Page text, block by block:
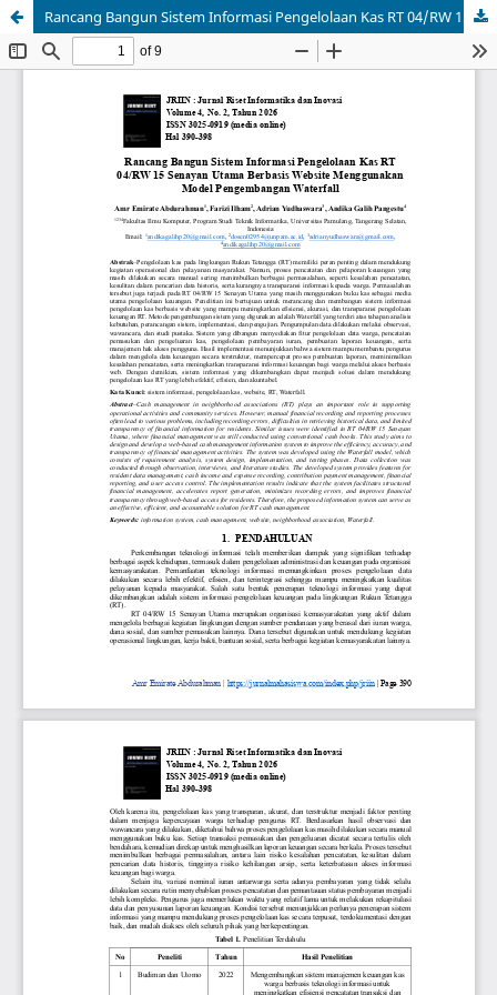
Rancang Bangun Sistem Informasi Pengelolaan Kas RT 04/RW 15 Senayan Utama Berbasis Website Menggunakan Model Pengembangan Waterfall